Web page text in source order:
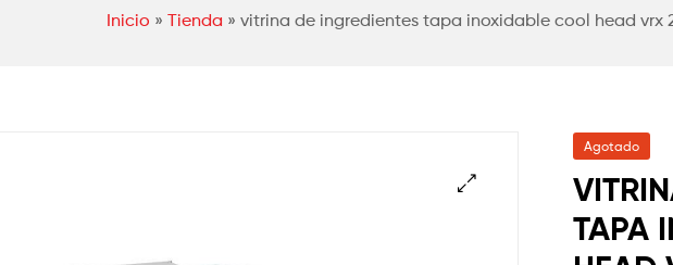
Juanes
Inicio » Tienda » vitrina de ingredientes tapa inoxidable cool head vrx
Agotado
TAPA